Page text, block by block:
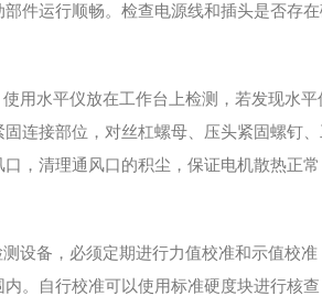
件运行顺畅。检查电源线和插头是否存
用水平仪放在工作台上检测，若发现水
连接部位，对丝杠螺母、压头紧固螺钉
，清理通风口的积尘，保证电机散热正常
设备，必须定期进行力值校准和示值校
。自行校准可以使用标准硬度块进行核